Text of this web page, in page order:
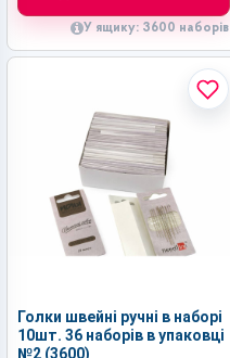
У ящику: 3600 наборів
Голки швейні ручні в наборі
10шт. 36 наборів в упаковці
№2 (3600)